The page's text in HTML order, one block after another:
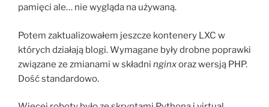
pamięci ale… nie wygląda na używaną.
Potem zaktualizowałem jeszcze kontenery LXC w
których działają blogi. Wymagane były drobne poprawki
związane ze zmianami w składni nginxoraz wersją PHP.
Dość standardowo.